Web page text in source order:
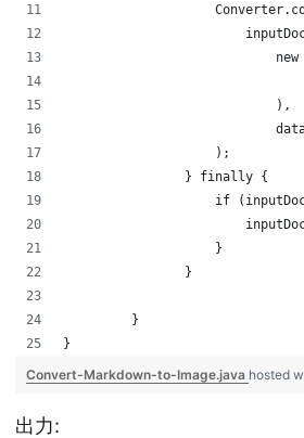
			    ),
		    );
		} finally {
if
		    }
		}
	 }
}
Convert-Markdown-to-Image.java hosted
出力: